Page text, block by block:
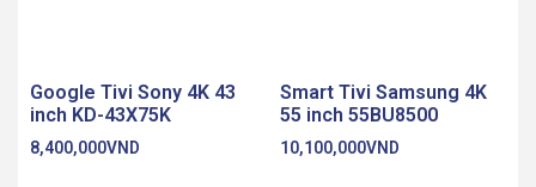
Google Tivi Sony 4K 43
inch KD-43X75K
8,400,000VND
Smart Tivi Samsung 4K
55 inch 55BU8500
10,100,000VND